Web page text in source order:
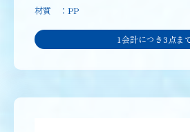
材質 ：PP
1会計につき3点ま